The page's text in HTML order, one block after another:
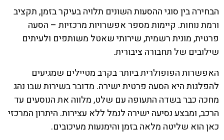
הבחירה בין סוגי ההסעות השונים תלויה בעיקר בזמן, תקציב
ורמת נוחות. קיימות מספר אפשרויות מרכזיות – הסעה
פרטית, מונית רשמית, שירותי שאטל משותפים ולעיתים
שילובים של תחבורה ציבורית.
האפשרות הפופולרית ביותר בקרב מטיילים שמגיעים
להפלגות היא הסעה פרטית ישירה. מדובר בשירות שבו נהג
מחכה כבר בשדה התעופה עם שלט, מלווה את הנוסעים עד
הרכב, ומבצע נסיעה ישירה לנמל ללא עצירות. היתרון המרכזי
כאן הוא שליטה מלאה בזמן והימנעות מעיכובים.